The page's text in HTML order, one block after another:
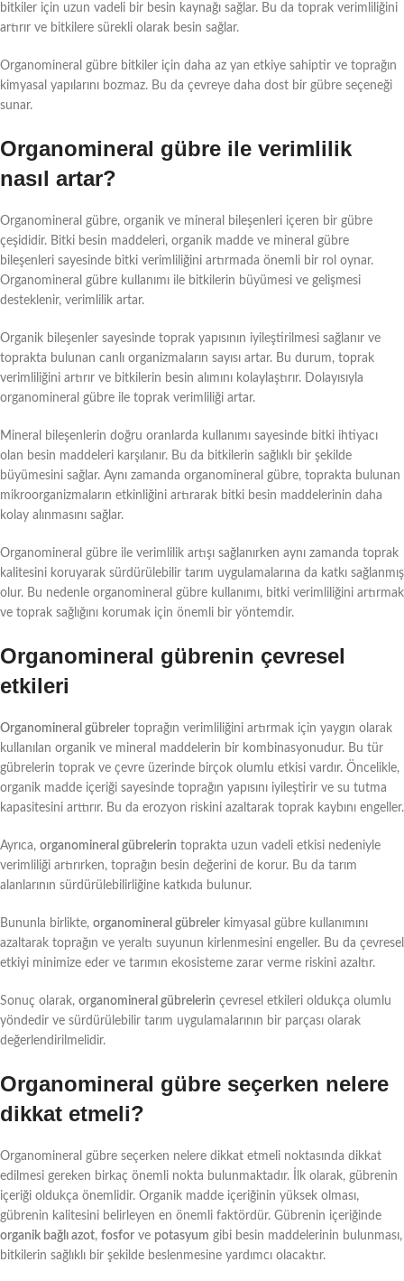
bitkiler için uzun vadeli bir besin kaynağı sağlar. Bu da toprak verimliliğini
artırır ve bitkilere sürekli olarak besin sağlar.
Organomineral gübre bitkiler için daha az yan etkiye sahiptir ve toprağın
kimyasal yapılarını bozmaz. Bu da çevreye daha dost bir gübre seçeneği
sunar.
Organomineral gübre ile verimlilik
nasıl artar?
Organomineral gübre, organik ve mineral bileşenleri içeren bir gübre
çeşididir. Bitki besin maddeleri, organik madde ve mineral gübre
bileşenleri sayesinde bitki verimliliğini artırmada önemli bir rol oynar.
Organomineral gübre kullanımı ile bitkilerin büyümesi ve gelişmesi
desteklenir, verimlilik artar.
Organik bileşenler sayesinde toprak yapısının iyileştirilmesi sağlanır ve
toprakta bulunan canlı organizmaların sayısı artar. Bu durum, toprak
verimliliğini artırır ve bitkilerin besin alımını kolaylaştırır. Dolayısıyla
organomineral gübre ile toprak verimliliği artar.
Mineral bileşenlerin doğru oranlarda kullanımı sayesinde bitki ihtiyacı
olan besin maddeleri karşılanır. Bu da bitkilerin sağlıklı bir şekilde
büyümesini sağlar. Aynı zamanda organomineral gübre, toprakta bulunan
mikroorganizmaların etkinliğini artırarak bitki besin maddelerinin daha
kolay alınmasını sağlar.
Organomineral gübre ile verimlilik artışı sağlanırken aynı zamanda toprak
kalitesini koruyarak sürdürülebilir tarım uygulamalarına da katkı sağlanmış
olur. Bu nedenle organomineral gübre kullanımı, bitki verimliliğini artırmak
ve toprak sağlığını korumak için önemli bir yöntemdir.
Organomineral gübrenin çevresel
etkileri
Organomineral gübreler toprağın verimliliğini artırmak için yaygın olarak
kullanılan organik ve mineral maddelerin bir kombinasyonudur. Bu tür
gübrelerin toprak ve çevre üzerinde birçok olumlu etkisi vardır. Öncelikle,
organik madde içeriği sayesinde toprağın yapısını iyileştirir ve su tutma
kapasitesini arttırır. Bu da erozyon riskini azaltarak toprak kaybını engeller.
Ayrıca, organomineral gübrelerin toprakta uzun vadeli etkisi nedeniyle
verimliliği artırırken, toprağın besin değerini de korur. Bu da tarım
alanlarının sürdürülebilirliğine katkıda bulunur.
Bununla birlikte, organomineral gübreler kimyasal gübre kullanımını
azaltarak toprağın ve yeraltı suyunun kirlenmesini engeller. Bu da çevresel
etkiyi minimize eder ve tarımın ekosisteme zarar verme riskini azaltır.
Sonuç olarak, organomineral gübrelerin çevresel etkileri oldukça olumlu
yöndedir ve sürdürülebilir tarım uygulamalarının bir parçası olarak
değerlendirilmelidir.
Organomineral gübre seçerken nelere
dikkat etmeli?
Organomineral gübre seçerken nelere dikkat etmeli noktasında dikkat
edilmesi gereken birkaç önemli nokta bulunmaktadır. İlk olarak, gübrenin
içeriği oldukça önemlidir. Organik madde içeriğinin yüksek olması,
gübrenin kalitesini belirleyen en önemli faktördür. Gübrenin içeriğinde
organik bağlı azot, fosfor ve potasyum gibi besin maddelerinin bulunması,
bitkilerin sağlıklı bir şekilde beslenmesine yardımcı olacaktır.